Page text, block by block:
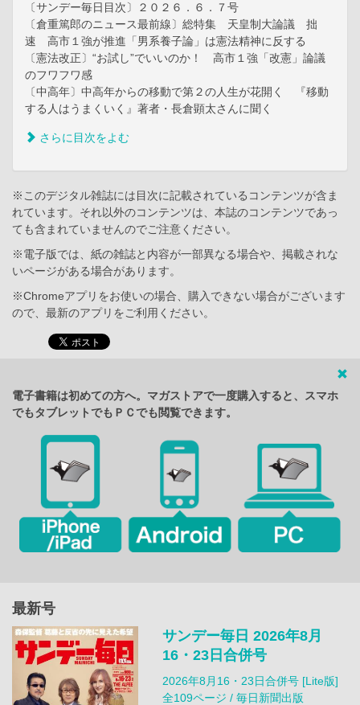
〔サンデー毎日目次〕２０２６．６．７号
〔倉重篤郎のニュース最前線〕総特集 天皇制大論議 拙
速 高市１強が推進「男系養子論」は憲法精神に反する
〔憲法改正〕“お試し”でいいのか！ 高市１強「改憲」論議
のフワフワ感
〔中高年〕中高年からの移動で第２の人生が花開く 『移動
する人はうまくいく』著者・長倉顕太さんに聞く
さらに目次をよむ
※このデジタル雑誌には目次に記載されているコンテンツが含ま
れています。それ以外のコンテンツは、本誌のコンテンツであっ
ても含まれていませんのでご注意ください。
※電子版では、紙の雑誌と内容が一部異なる場合や、掲載されな
いページがある場合があります。
※Chromeアプリをお使いの場合、購入できない場合がございます
ので、最新のアプリをご利用ください。
電子書籍は初めての方へ。マガストアで一度購入すると、スマホ
でもタブレットでもＰＣでも閲覧できます。
最新号
サンデー毎日 2026年8月
16・23日合併号
2026年8月16・23日合併号 [Lite版]
全109ページ / 毎日新聞出版